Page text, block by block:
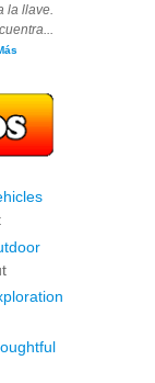
la llave.